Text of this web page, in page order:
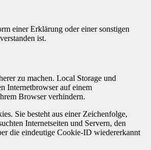
einer Erklärung oder einer sonstigen
ist.
zu machen. Local Storage und
Internetbrowser auf einem
Browser verhindern.
Sie besteht aus einer Zeichenfolge,
Internetseiten und Servern, den
die eindeutige Cookie-ID wiedererkannt